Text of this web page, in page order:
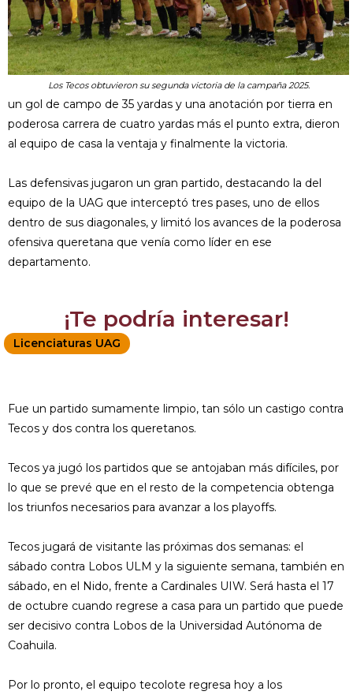
Los Tecos obtuvieron su segunda victoria de la campaña 2025.
un gol de campo de 35 yardas y una anotación por tierra en
poderosa carrera de cuatro yardas más el punto extra, dieron
al equipo de casa la ventaja y finalmente la victoria.
Las defensivas jugaron un gran partido, destacando la del
equipo de la UAG que interceptó tres pases, uno de ellos
dentro de sus diagonales, y limitó los avances de la poderosa
ofensiva queretana que venía como líder en ese
departamento.
¡Te podría interesar!
Licenciaturas UAG
Fue un partido sumamente limpio, tan sólo un castigo contra
Tecos y dos contra los queretanos.
Tecos ya jugó los partidos que se antojaban más difíciles, por
lo que se prevé que en el resto de la competencia obtenga
los triunfos necesarios para avanzar a los playoffs.
Tecos jugará de visitante las próximas dos semanas: el
sábado contra Lobos ULM y la siguiente semana, también en
sábado, en el Nido, frente a Cardinales UIW. Será hasta el 17
de octubre cuando regrese a casa para un partido que puede
ser decisivo contra Lobos de la Universidad Autónoma de
Coahuila.
Por lo pronto, el equipo tecolote regresa hoy a los